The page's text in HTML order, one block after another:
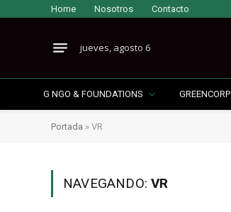
Home Nosotros Contacto
jueves, agosto 6
G NGO & FOUNDATIONS GREENCORP
Portada » VR
NAVEGANDO:VR